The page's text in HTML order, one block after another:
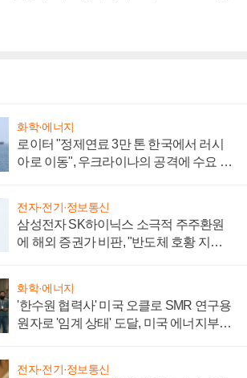
화학·에너지
로이터 "정제연료 3만 톤 한국에서 러시
아로 이동", 우크라이나의 공격에 수요 늘
전자·전기·정보통신
삼성전자 SK하이닉스 소극적 주주환원
에 해외 증권가 비판, "반도체 호황 지속
화학·에너지
'한수원 협력사' 미국 오클로 SMR 연구용
원자로 '임계 상태' 도달, 미국 에너지부
전자·전기·정보통신